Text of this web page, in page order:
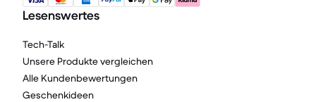
Lesenswertes
Tech-Talk
Unsere Produkte vergleichen
Alle Kundenbewertungen
Geschenkideen